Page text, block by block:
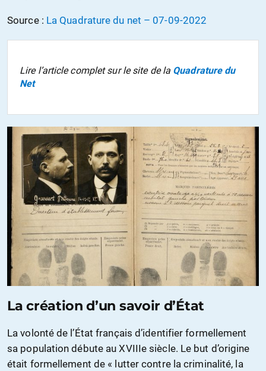
Source : La Quadrature du net – 07-09-2022
Lire l’article complet sur le site de la Quadrature du
Net
La création d’un savoir d’État
La volonté de l’État français d’identifier formellement
sa population débute au XVIIIe siècle. Le but d’origine
était formellement de « lutter contre la criminalité, la